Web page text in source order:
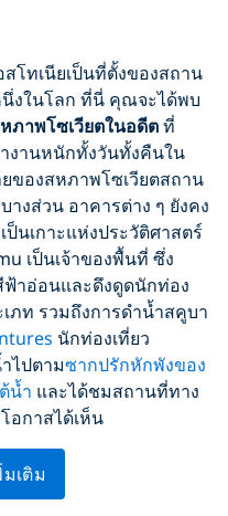
โทเนียเป็นที่ตั้งของสถาน
งในโลก ที่นี่ คุณจะได้พบ
ภาพโซเวียตในอดีตที่
งานหนักทั้งวันทั้งคืนใน
ของสหภาพโซเวียตสถาน
งส่วน อาคารต่าง ๆ ยังคง
ป็นเกาะแห่งประวัติศาสตร์
เป็นเจ้าของพื้นที่ ซึ่ง
ฟ้าอ่อนและดึงดูดนักท่อง
ภท รวมถึงการดำน้ำสคูบา
นักท่องเที่ยว
ไปตามซากปรักหักพังของ
น้ำ และได้ชมสถานที่ทาง
อกาสได้เห็น
เติม